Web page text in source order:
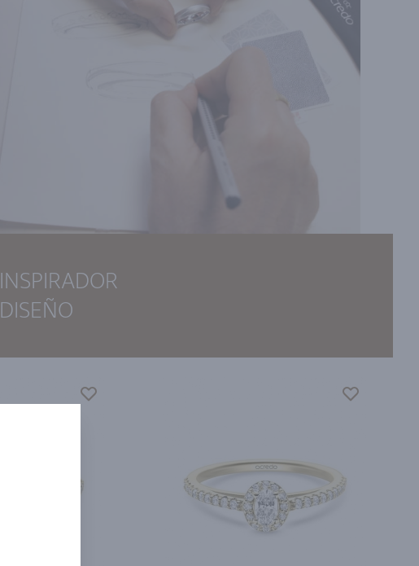
INSPIRADOR
DISEÑO